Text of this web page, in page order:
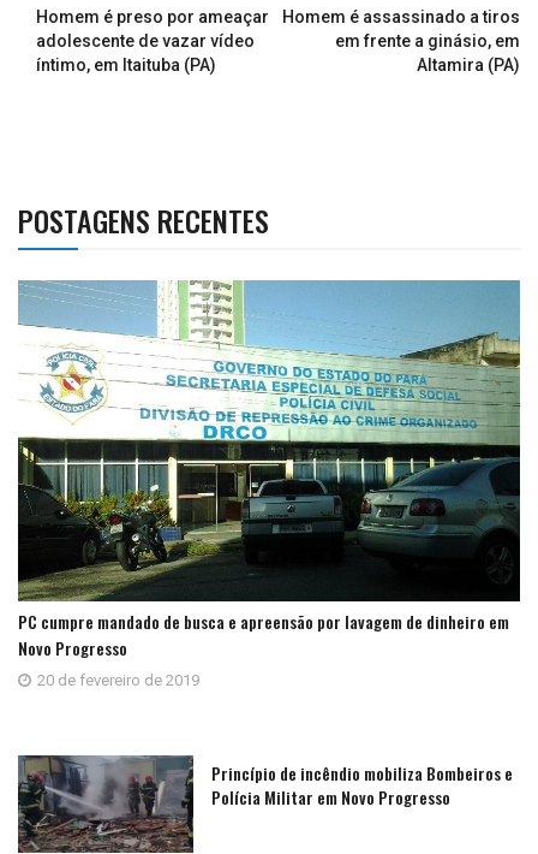
Homem é preso por ameaçar
adolescente de vazar vídeo
íntimo, em Itaituba (PA)
Homem é assassinado a tiros
em frente a ginásio, em
Altamira (PA)
POSTAGENS RECENTES
PC cumpre mandado de busca e apreensão por lavagem de dinheiro em
Novo Progresso
20 de fevereiro de 2019
Princípio de incêndio mobiliza Bombeiros e
Polícia Militar em Novo Progresso